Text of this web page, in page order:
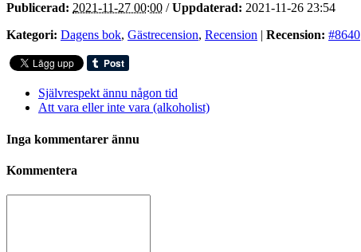
Publicerad: 2021-11-27 00:00 /Uppdaterad: 2021-11-26 23:54
Kategori: Dagens bok, Gästrecension, Recension | Recension: #8640
Självrespekt ännu någon tid
Att vara eller inte vara (alkoholist)
Inga kommentarer ännu
Kommentera